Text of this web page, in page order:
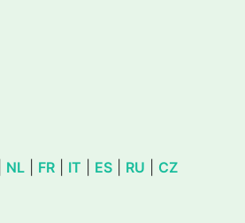
NL FR IT ES RU CZ